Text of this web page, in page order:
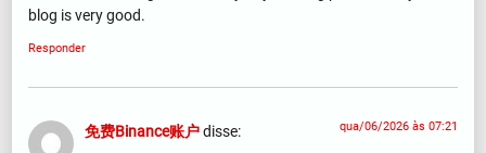
blog is very good.
Responder
免费Binance账户disse: qua/06/2026 às 07:21